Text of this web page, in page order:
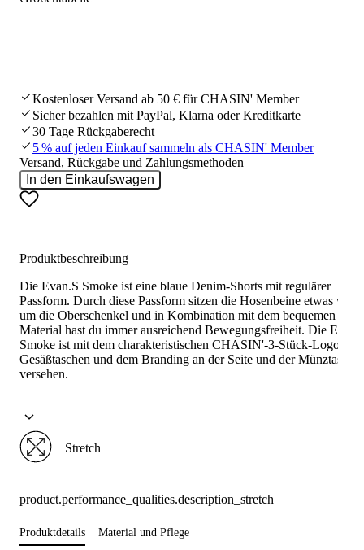
Kostenloser Versand ab 50 € für CHASIN' Member
Sicher bezahlen mit PayPal, Klarna oder Kreditkarte
30 Tage Rückgaberecht
5 % auf jeden Einkauf sammeln als CHASIN' Member
Versand, Rückgabe und Zahlungsmethoden
In den Einkaufswagen
Produktbeschreibung
Die Evan.S Smoke ist eine blaue Denim-Shorts mit regulärer
Passform. Durch diese Passform sitzen die Hosenbeine etwas
um die Oberschenkel und in Kombination mit dem bequemen
Material hast du immer ausreichend Bewegungsfreiheit. Die
Smoke ist mit dem charakteristischen CHASIN'-3-Stück-Logo auf
Gesäßtaschen und dem Branding an der Seite und der Münztasche
versehen.
Stretch
product.performance_qualities.description_stretch
Produktdetails Material und Pflege